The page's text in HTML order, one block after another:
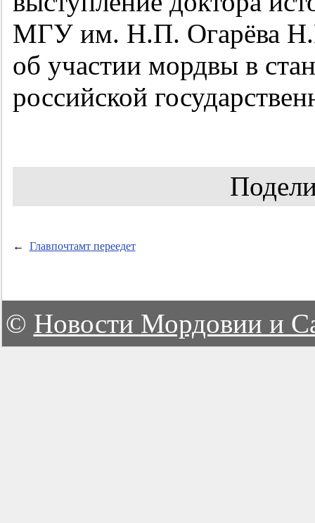
МГУ им. Н.П. Огарёва
об участии мордвы в
российской
← Главпочтамт переедет
© Новости Мордовии и